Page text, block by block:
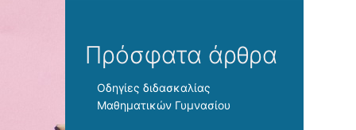
Πρόσφατα άρθρα
Οδηγίες διδασκαλίας
Μαθηματικών Γυμνασίου